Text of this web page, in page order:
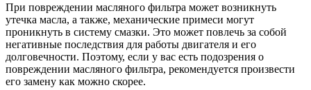
При повреждении масляного фильтра может возникнуть
утечка масла, а также, механические примеси могут
проникнуть в систему смазки. Это может повлечь за собой
негативные последствия для работы двигателя и его
долговечности. Поэтому, если у вас есть подозрения о
повреждении масляного фильтра, рекомендуется произвести
его замену как можно скорее.